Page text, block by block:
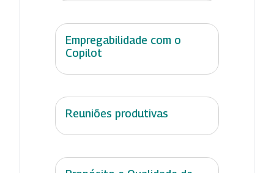
Empregabilidade com o
Copilot
Reuniões produtivas